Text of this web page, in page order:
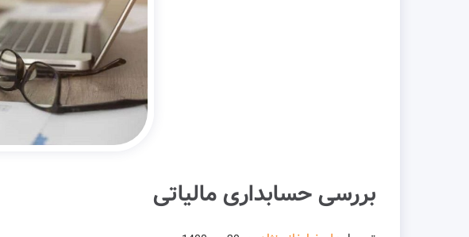
بررسی حسابداری مالیاتی